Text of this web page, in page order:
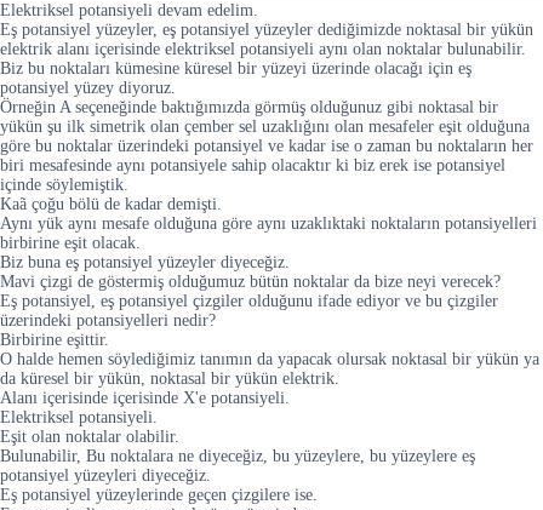
Elektriksel potansiyeli devam edelim.
Eş potansiyel yüzeyler, eş potansiyel yüzeyler dediğimizde noktasal bir yükün
elektrik alanı içerisinde elektriksel potansiyeli aynı olan noktalar bulunabilir.
Biz bu noktaları kümesine küresel bir yüzeyi üzerinde olacağı için eş
potansiyel yüzey diyoruz.
Örneğin A seçeneğinde baktığımızda görmüş olduğunuz gibi noktasal bir
yükün şu ilk simetrik olan çember sel uzaklığını olan mesafeler eşit olduğuna
göre bu noktalar üzerindeki potansiyel ve kadar ise o zaman bu noktaların her
biri mesafesinde aynı potansiyele sahip olacaktır ki biz erek ise potansiyel
içinde söylemiştik.
Kaã çoğu bölü de kadar demişti.
Aynı yük aynı mesafe olduğuna göre aynı uzaklıktaki noktaların potansiyelleri
birbirine eşit olacak.
Biz buna eş potansiyel yüzeyler diyeceğiz.
Mavi çizgi de göstermiş olduğumuz bütün noktalar da bize neyi verecek?
Eş potansiyel, eş potansiyel çizgiler olduğunu ifade ediyor ve bu çizgiler
üzerindeki potansiyelleri nedir?
Birbirine eşittir.
O halde hemen söylediğimiz tanımın da yapacak olursak noktasal bir yükün ya
da küresel bir yükün, noktasal bir yükün elektrik.
Alanı içerisinde içerisinde X'e potansiyeli.
Elektriksel potansiyeli.
Eşit olan noktalar olabilir.
Bulunabilir, Bu noktalara ne diyeceğiz, bu yüzeylere, bu yüzeylere eş
potansiyel yüzeyleri diyeceğiz.
Eş potansiyel yüzeylerinde geçen çizgilere ise.